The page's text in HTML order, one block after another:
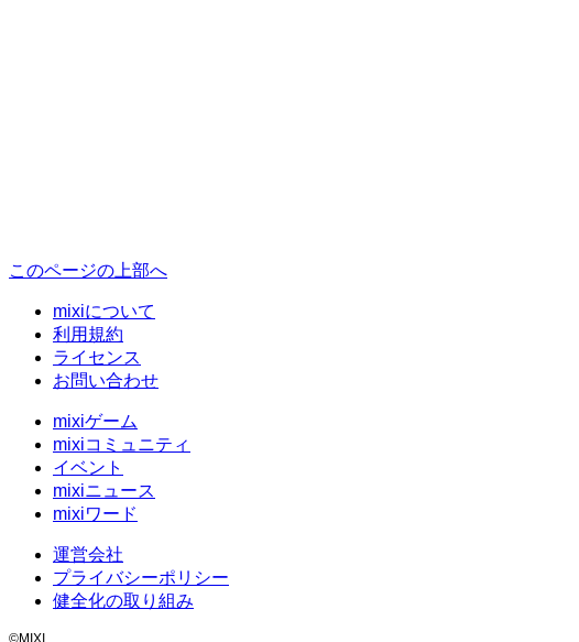
このページの上部へ
mixiについて
利用規約
ライセンス
お問い合わせ
mixiゲーム
mixiコミュニティ
イベント
mixiニュース
mixiワード
運営会社
プライバシーポリシー
健全化の取り組み
©MIXI